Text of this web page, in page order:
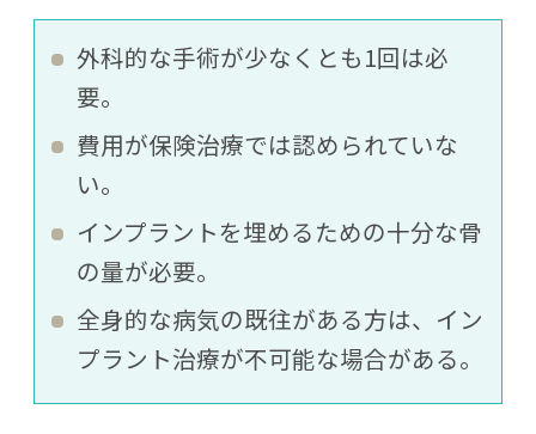
外科的な手術が少なくとも1回は必
要。
費用が保険治療では認められていな
い。
インプラントを埋めるための十分な骨
の量が必要。
全身的な病気の既往がある方は、イン
プラント治療が不可能な場合がある。